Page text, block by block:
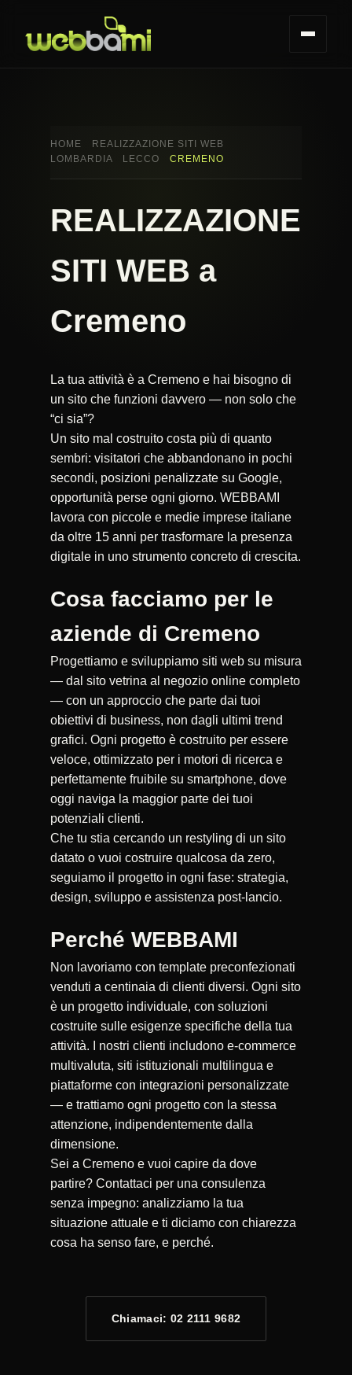
HOME
REALIZZAZIONE SITI WEB
LOMBARDIA
LECCO CREMENO
REALIZZAZIONE
SITI WEB a
Cremeno
La tua attività è a Cremeno e hai bisogno di
un sito che funzioni davvero — non solo che
“ci sia”?
Un sito mal costruito costa più di quanto
sembri: visitatori che abbandonano in pochi
secondi, posizioni penalizzate su Google,
opportunità perse ogni giorno. WEBBAMI
lavora con piccole e medie imprese italiane
da oltre 15 anni per trasformare la presenza
digitale in uno strumento concreto di crescita.
Cosa facciamo per le
aziende di Cremeno
Progettiamo e sviluppiamo siti web su misura
— dal sito vetrina al negozio online completo
— con un approccio che parte dai tuoi
obiettivi di business, non dagli ultimi trend
grafici. Ogni progetto è costruito per essere
veloce, ottimizzato per i motori di ricerca e
perfettamente fruibile su smartphone, dove
oggi naviga la maggior parte dei tuoi
potenziali clienti.
Che tu stia cercando un restyling di un sito
datato o vuoi costruire qualcosa da zero,
seguiamo il progetto in ogni fase: strategia,
design, sviluppo e assistenza post-lancio.
Perché WEBBAMI
Non lavoriamo con template preconfezionati
venduti a centinaia di clienti diversi. Ogni sito
è un progetto individuale, con soluzioni
costruite sulle esigenze specifiche della tua
attività. I nostri clienti includono e-commerce
multivaluta, siti istituzionali multilingua e
piattaforme con integrazioni personalizzate
— e trattiamo ogni progetto con la stessa
attenzione, indipendentemente dalla
dimensione.
Sei a Cremeno e vuoi capire da dove
partire? Contattaci per una consulenza
senza impegno: analizziamo la tua
situazione attuale e ti diciamo con chiarezza
cosa ha senso fare, e perché.
Chiamaci: 02 2111 9682